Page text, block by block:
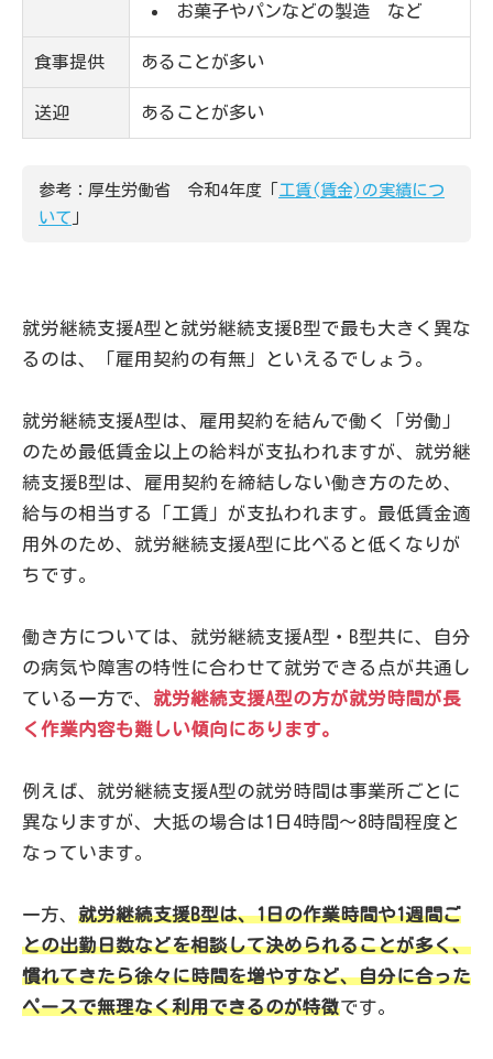
お菓子やパンなどの製造 など
食事提供 あることが多い
送迎 あることが多い
参考：厚生労働省 令和4年度「 工賃(賃金)の実績につ
いて 」
就労継続支援A型と就労継続支援B型で最も大きく異な
るのは、「雇用契約の有無」といえるでしょう。
就労継続支援A型は、雇用契約を結んで働く「労働」
のため最低賃金以上の給料が支払われますが、就労継
続支援B型は、雇用契約を締結しない働き方のため、
給与の相当する「工賃」が支払われます。最低賃金適
用外のため、就労継続支援A型に比べると低くなりが
ちです。
働き方については、就労継続支援A型・B型共に、自分
の病気や障害の特性に合わせて就労できる点が共通し
ている一方で、 就労継続支援A型の方が就労時間が長
く作業内容も難しい傾向にあります。
例えば、就労継続支援A型の就労時間は事業所ごとに
異なりますが、大抵の場合は1日4時間～8時間程度と
なっています。
一方、 就労継続支援B型は、1日の作業時間や1週間ご
との出勤日数などを相談して決められることが多く、
慣れてきたら徐々に時間を増やすなど、自分に合った
ペースで無理なく利用できるのが特徴です。